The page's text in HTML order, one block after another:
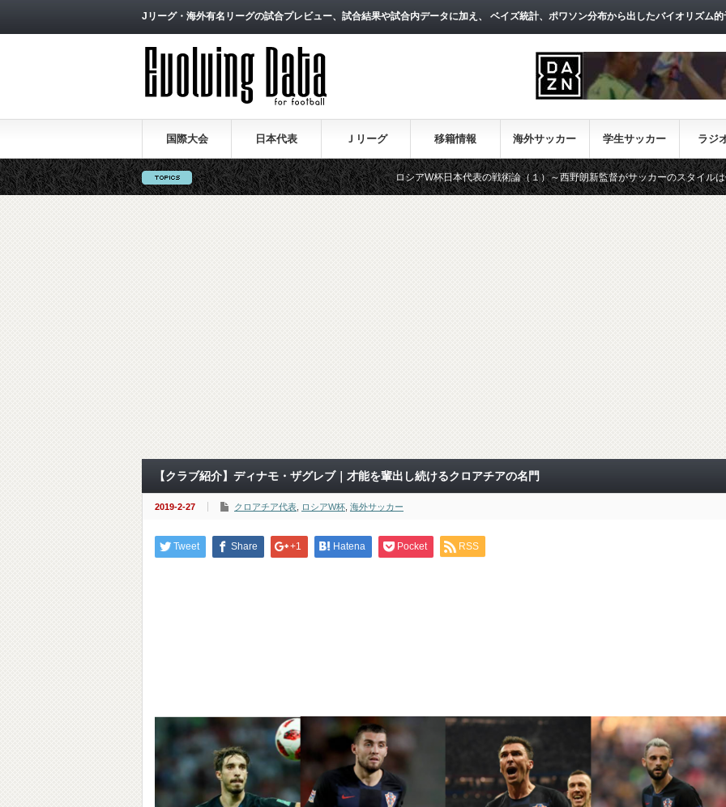
Jリーグ・海外有名リーグの試合プレビュー、試合結果や試合内データに加え、 ベイズ統計、ポワソン分布から出したバイオリズム的
国際大会 日本代表 Ｊリーグ 移籍情報 海外サッカー 学生サッカー ラジ
ロシアW杯日本代表の戦術論（１）～西野朗新監督がサッカーのスタイルは何か～
【クラブ紹介】ディナモ・ザグレブ｜才能を輩出し続けるクロアチアの名門
2019-2-27 クロアチア代表 ロシアW杯 海外サッカー
Tweet Share +1 Hatena Pocket RSS